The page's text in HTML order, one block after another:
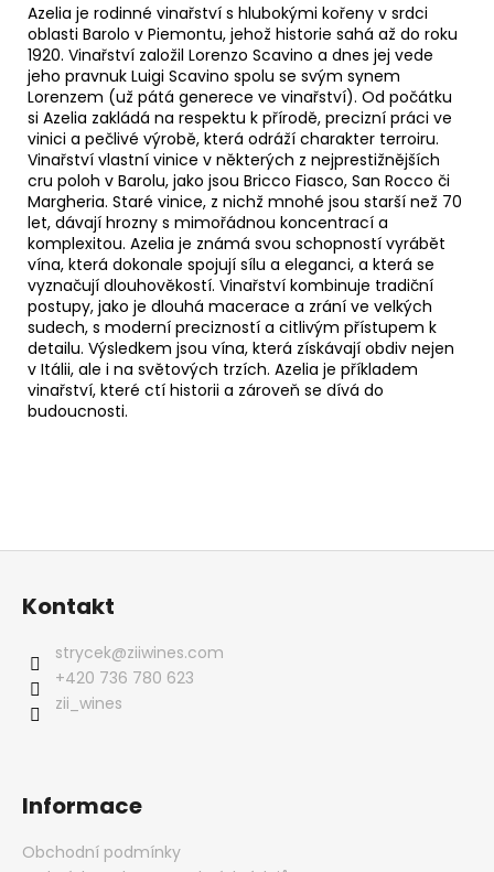
Azelia je rodinné vinařství s hlubokými kořeny v srdci
oblasti Barolo v Piemontu, jehož historie sahá až do roku
1920. Vinařství založil Lorenzo Scavino a dnes jej vede
jeho pravnuk Luigi Scavino spolu se svým synem
Lorenzem (už pátá generece ve vinařství). Od počátku
si Azelia zakládá na respektu k přírodě, precizní práci ve
vinici a pečlivé výrobě, která odráží charakter terroiru.
Vinařství vlastní vinice v některých z nejprestižnějších
cru poloh v Barolu, jako jsou Bricco Fiasco, San Rocco či
Margheria. Staré vinice, z nichž mnohé jsou starší než 70
let, dávají hrozny s mimořádnou koncentrací a
komplexitou. Azelia je známá svou schopností vyrábět
vína, která dokonale spojují sílu a eleganci, a která se
vyznačují dlouhověkostí. Vinařství kombinuje tradiční
postupy, jako je dlouhá macerace a zrání ve velkých
sudech, s moderní precizností a citlivým přístupem k
detailu. Výsledkem jsou vína, která získávají obdiv nejen
v Itálii, ale i na světových trzích. Azelia je příkladem
vinařství, které ctí historii a zároveň se dívá do
budoucnosti.
Z
Kontakt
strycek@ziiwines.com
+420 736 780 623
zii_wines
Informace
Obchodní podmínky